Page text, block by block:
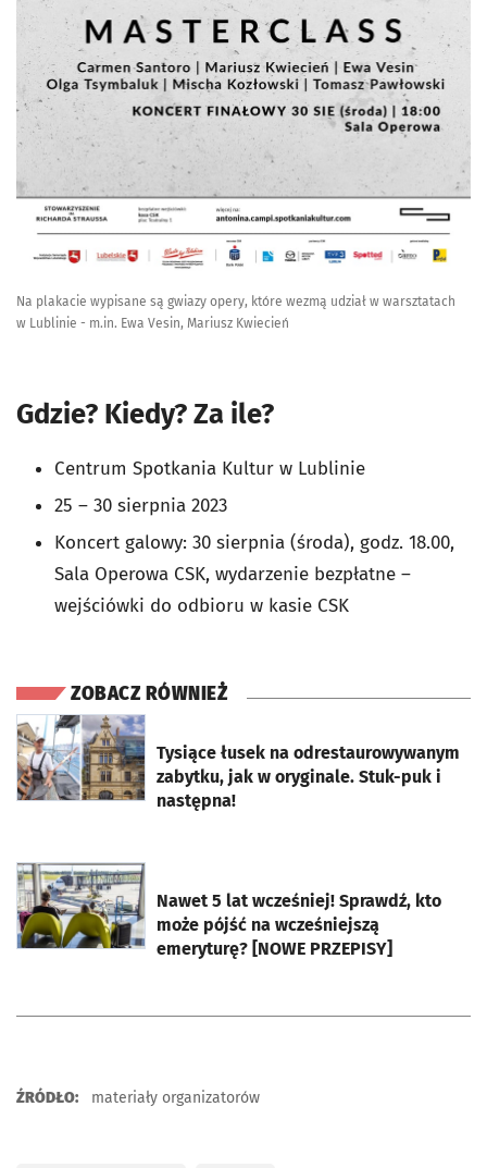
Na plakacie wypisane są gwiazy opery, które wezmą udział w warsztatach
w Lublinie - m.in. Ewa Vesin, Mariusz Kwiecień
Gdzie? Kiedy? Za ile?
Centrum Spotkania Kultur w Lublinie
25 – 30 sierpnia 2023
Koncert galowy: 30 sierpnia (środa), godz. 18.00,
Sala Operowa CSK, wydarzenie bezpłatne –
wejściówki do odbioru w kasie CSK
ZOBACZ RÓWNIEŻ
Tysiące łusek na odrestaurowywanym
zabytku, jak w oryginale. Stuk-puk i
następna!
otworzy się w nowej karcie
Nawet 5 lat wcześniej! Sprawdź, kto
może pójść na wcześniejszą
emeryturę? [NOWE PRZEPISY]
otworzy się w nowej karcie
ŹRÓDŁO: materiały organizatorów